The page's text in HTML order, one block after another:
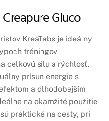
Gluco
KreaTabs je ideálny
tréningov
celkovú silu a rýchlosť.
prísun energie s
a dlhodobejším
na okamžité použitie
praktické na cesty, pri